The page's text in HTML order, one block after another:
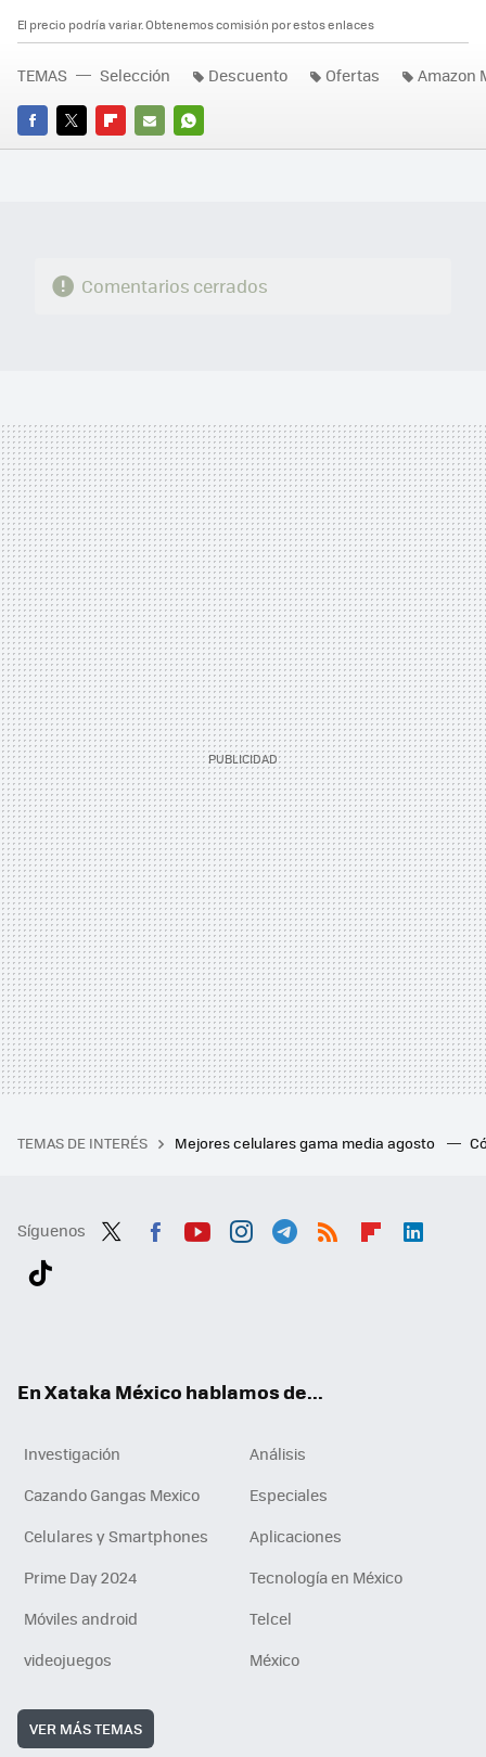
El precio podría variar. Obtenemos comisión por estos enlaces
FACEBOOK
TWITTERFLIPBOARD
E-
WHATSAPP
TEMAS Selección Descuento Ofertas Amazon
Comentarios cerrados
TEMAS DE INTERÉS Mejores celulares gama media agosto
Síguenos
En Xataka México hablamos de...
Investigación
Análisis
Cazando Gangas Mexico
Especiales
Celulares y Smartphones
Aplicaciones
Prime Day 2024
Tecnología en México
Móviles android
Telcel
videojuegos
México
VER MÁS TEMAS